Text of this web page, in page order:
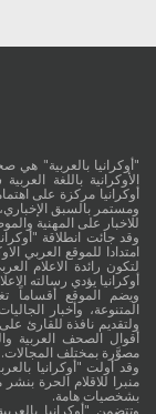
"أوكرانيا بالعربية" هي
الأوكرانية باللغة
أوكرانيا مركزة على
ومستمر بالسبق
للاخبار على المهنية
لتكون رائدة الاعلام
أوكرانيا يؤدي رسالته
ويضم الموقع أقساماً
المتنوعة، وأخبار
ولتقديم نافذة للقارئ
أقوال الصحف العربية
مصوَّرة بمختلف المجالات.
وقد أولت "أوكرانيا
منبرا للاقلام الحرة
بشخصيات هامة.